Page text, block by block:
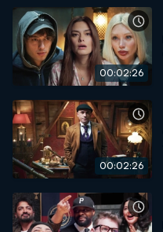
00:02:26
00:02:26